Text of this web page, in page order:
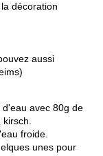
décoration
aussi
avec 80g de
froide.
unes pour